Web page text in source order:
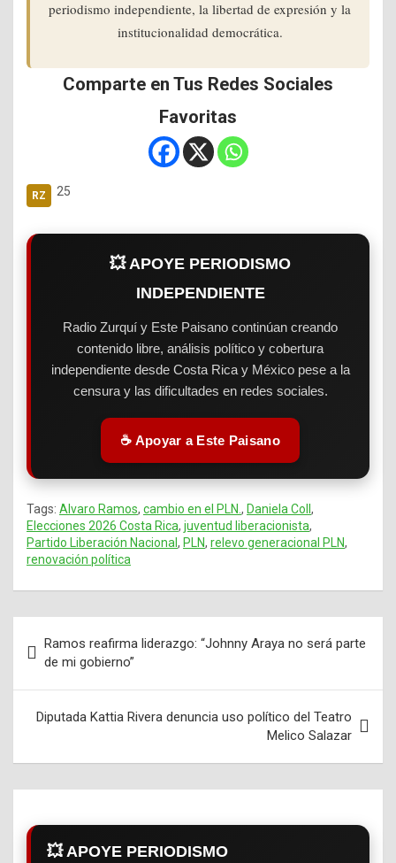
periodismo independiente, la libertad de expresión y la
institucionalidad democrática.
Comparte en Tus Redes Sociales
Favoritas
25
💥 APOYE PERIODISMO
INDEPENDIENTE
Radio Zurquí y Este Paisano continúan creando
contenido libre, análisis político y cobertura
independiente desde Costa Rica y México pese a la
censura y las dificultades en redes sociales.
☕ Apoyar a Este Paisano
Tags: Alvaro Ramos, cambio en el PLN. , Daniela Coll ,
Elecciones 2026 Costa Rica, juventud liberacionista,
Partido Liberación Nacional , PLN, relevo generacional PLN,
renovación política
Navegación
de
entradas
Ramos reafirma liderazgo: “Johnny Araya no será parte
de mi gobierno”
Diputada Kattia Rivera denuncia uso político del Teatro
Melico Salazar
💥 APOYE PERIODISMO